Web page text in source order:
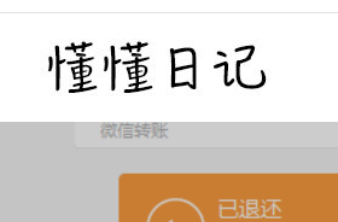
Skip
content
懂